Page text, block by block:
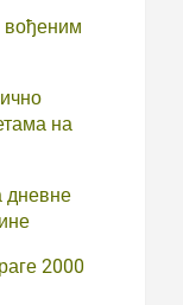
на
дневне
2000